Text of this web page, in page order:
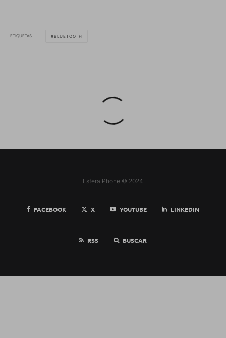
ETIQUETAS BLUETOOTH
EsferaiPhone © 2024
FACEBOOK X YOUTUBE LINKEDIN
RSS BUSCAR